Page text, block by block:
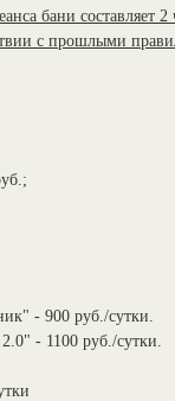
бани составляет 2
с прошлыми
- 900 руб./сутки.
- 1100 руб./сутки.